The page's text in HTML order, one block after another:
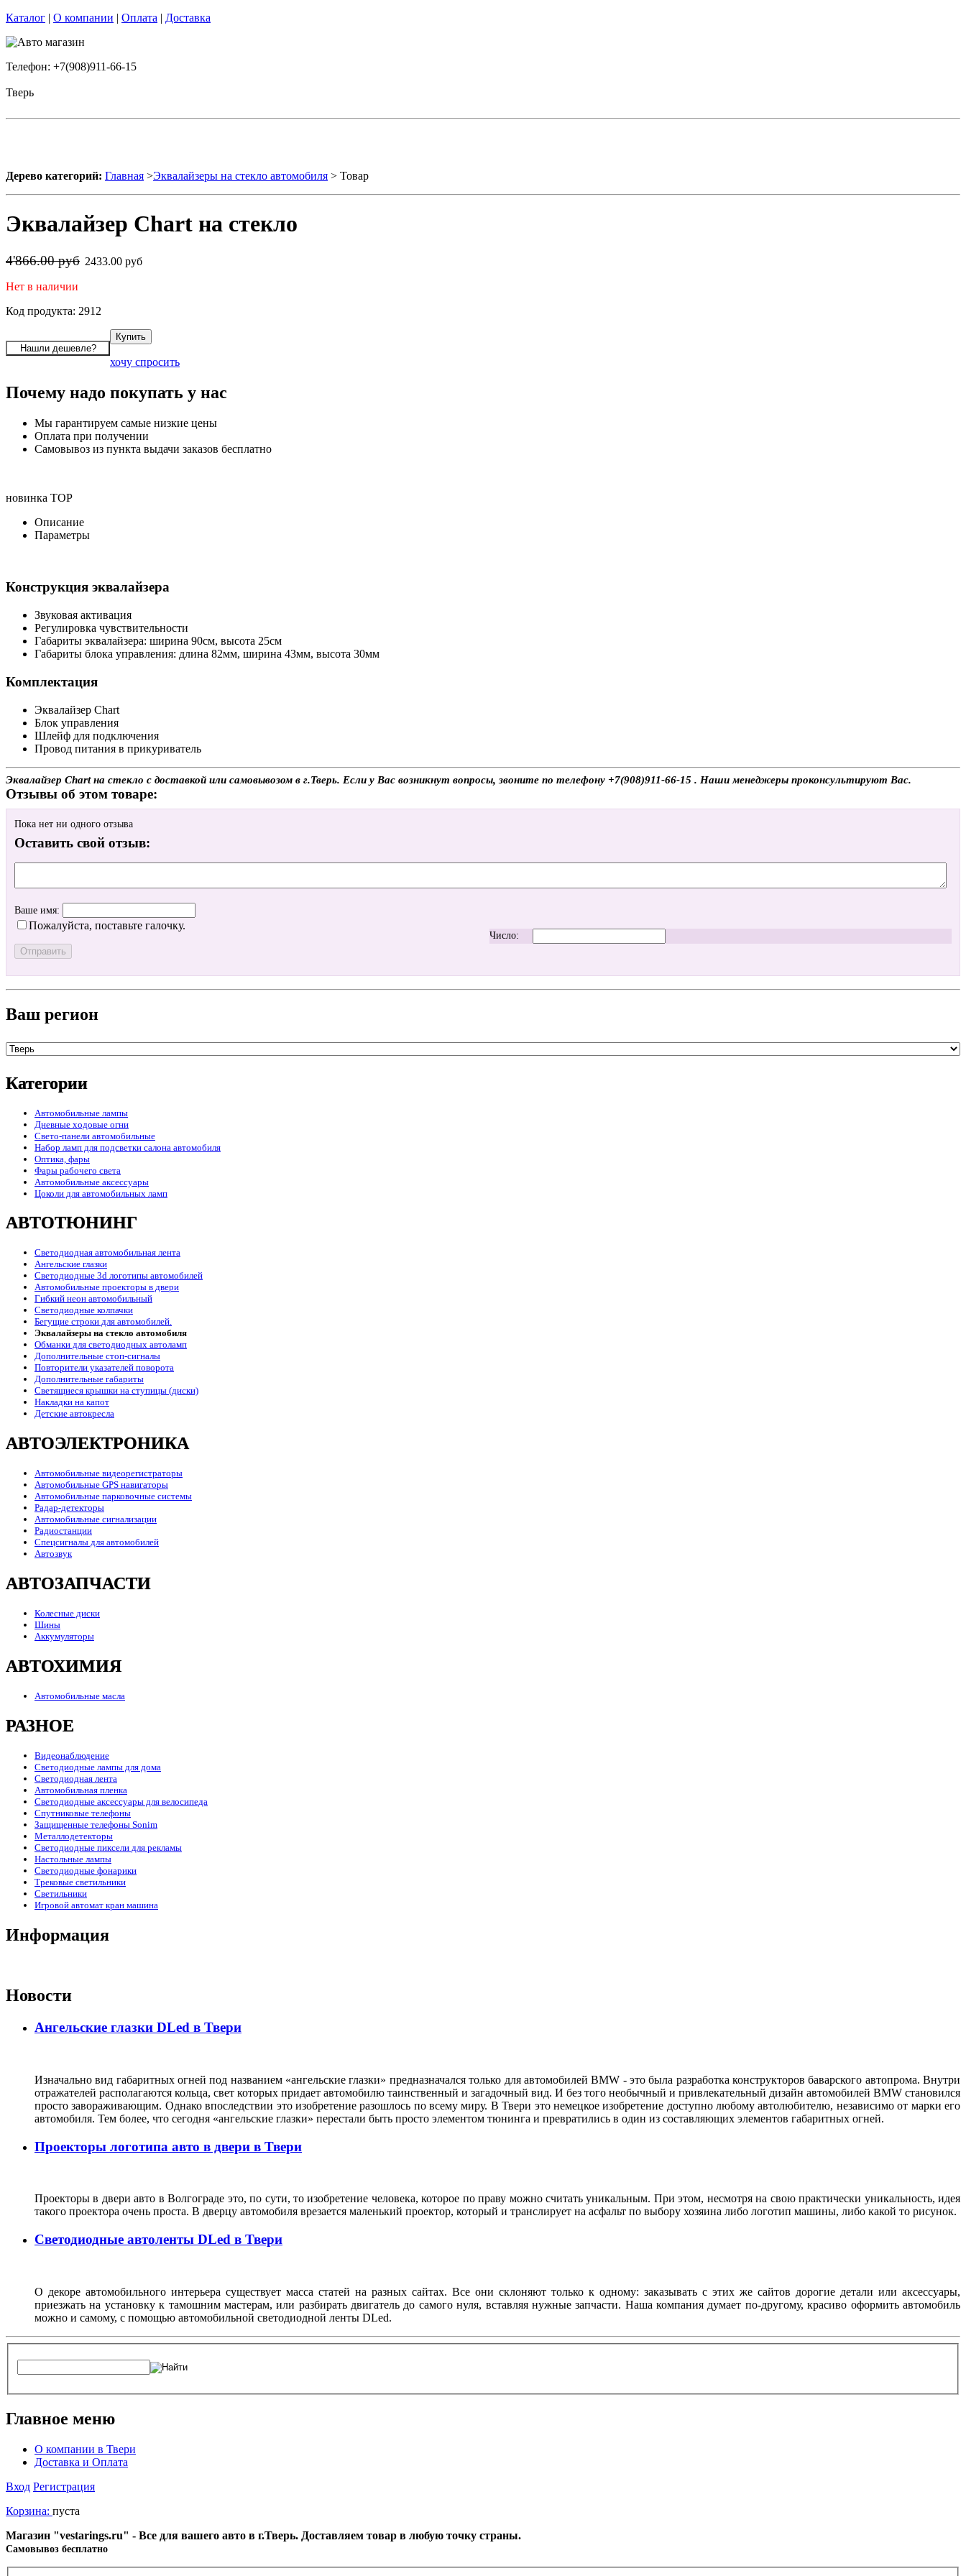
Каталог | О компании | Оплата | Доставка
Телефон: +7(908)911-66-15
Тверь
Дерево категорий: Главная >Эквалайзеры на стекло автомобиля > Товар
Эквалайзер Chart на стекло
4'866.00 руб 2433.00 руб
Нет в наличии
Код продукта: 2912
хочу спросить
Почему надо покупать у нас
Мы гарантируем самые низкие цены
Оплата при получении
Самовывоз из пункта выдачи заказов бесплатно
новинка TOP
Описание
Параметры
Конструкция эквалайзера
Звуковая активация
Регулировка чувствительности
Габариты эквалайзера: ширина 90см, высота 25см
Габариты блока управления: длина 82мм, ширина 43мм, высота 30мм
Комплектация
Эквалайзер Chart
Блок управления
Шлейф для подключения
Провод питания в прикуриватель
Эквалайзер Chart на стекло с доставкой или самовывозом в г.Тверь. Если у Вас возникнут вопросы, звоните по телефону +7(908)911-66-15 . Наши менеджеры проконсультируют Вас.
Отзывы об этом товаре:
Пока нет ни одного отзыва
Оставить свой отзыв:
Ваше имя:
Пожалуйста, поставьте галочку.
Число:
Ваш регион
Категории
Автомобильные лампы
Дневные ходовые огни
Свето-панели автомобильные
Набор ламп для подсветки салона автомобиля
Оптика, фары
Фары рабочего света
Автомобильные аксессуары
Цоколи для автомобильных ламп
АВТОТЮНИНГ
Светодиодная автомобильная лента
Ангельские глазки
Светодиодные 3d логотипы автомобилей
Автомобильные проекторы в двери
Гибкий неон автомобильный
Светодиодные колпачки
Бегущие строки для автомобилей.
Эквалайзеры на стекло автомобиля
Обманки для светодиодных автоламп
Дополнительные стоп-сигналы
Повторители указателей поворота
Дополнительные габариты
Светящиеся крышки на ступицы (диски)
Накладки на капот
Детские автокресла
АВТОЭЛЕКТРОНИКА
Автомобильные видеорегистраторы
Автомобильные GPS навигаторы
Автомобильные парковочные системы
Радар-детекторы
Автомобильные сигнализации
Радиостанции
Спецсигналы для автомобилей
Автозвук
АВТОЗАПЧАСТИ
Колесные диски
Шины
Аккумуляторы
АВТОХИМИЯ
Автомобильные масла
РАЗНОЕ
Видеонаблюдение
Светодиодные лампы для дома
Светодиодная лента
Автомобильная пленка
Светодиодные аксессуары для велосипеда
Спутниковые телефоны
Защищенные телефоны Sonim
Металлодетекторы
Светодиодные пиксели для рекламы
Настольные лампы
Светодиодные фонарики
Трековые светильники
Светильники
Игровой автомат кран машина
Информация
Новости
Ангельские глазки DLed в Твери
Изначально вид габаритных огней под названием «ангельские глазки» предназначался только для автомобилей BMW - это была разработка конструкторов баварского автопрома. Внутри
отражателей располагаются кольца, свет которых придает автомобилю таинственный и загадочный вид. И без того необычный и привлекательный дизайн автомобилей BMW становился
просто завораживающим. Однако впоследствии это изобретение разошлось по всему миру. В Твери это немецкое изобретение доступно любому автолюбителю, независимо от марки его
автомобиля. Тем более, что сегодня «ангельские глазки» перестали быть просто элементом тюнинга и превратились в один из составляющих элементов габаритных огней.
Проекторы логотипа авто в двери в Твери
Проекторы в двери авто в Волгограде это, по сути, то изобретение человека, которое по праву можно считать уникальным. При этом, несмотря на свою практически уникальность, идея
такого проектора очень проста. В дверцу автомобиля врезается маленький проектор, который и транслирует на асфальт по выбору хозяина либо логотип машины, либо какой то рисунок.
Светодиодные автоленты DLed в Твери
О декоре автомобильного интерьера существует масса статей на разных сайтах. Все они склоняют только к одному: заказывать с этих же сайтов дорогие детали или аксессуары,
приезжать на установку к тамошним мастерам, или разбирать двигатель до самого нуля, вставляя нужные запчасти. Наша компания думает по-другому, красиво оформить автомобиль
можно и самому, с помощью автомобильной светодиодной ленты DLed.
Главное меню
О компании в Твери
Доставка и Оплата
Вход Регистрация
Корзина: пуста
Магазин "vestarings.ru" - Все для вашего авто в г.Тверь. Доставляем товар в любую точку страны.
Cамовывоз бесплатно